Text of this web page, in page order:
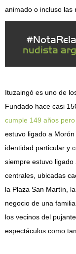
animado o incluso las
nudista
Ituzaingó es uno de
Fundado hace casi
cumple 149 años
estuvo ligado a
identidad particular y
siempre estuvo
centrales, ubicadas
la Plaza San Martín,
negocio de una
los vecinos del
espectáculos como